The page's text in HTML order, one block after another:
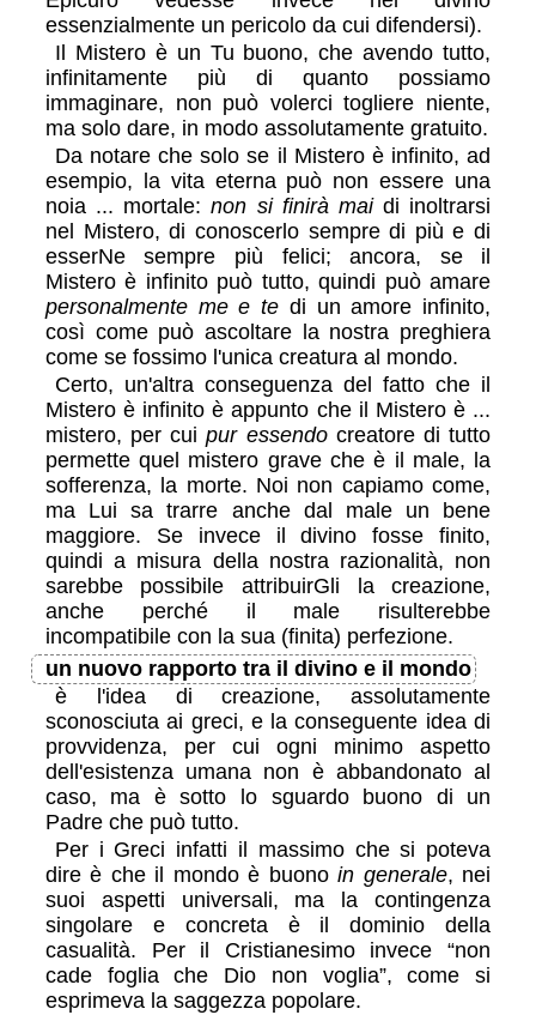
essenzialmente un pericolo da cui difendersi).
Il Mistero è un Tu buono, che avendo tutto,
infinitamente più di quanto possiamo
immaginare, non può volerci togliere niente,
ma solo dare, in modo assolutamente gratuito.
Da notare che solo se il Mistero è infinito, ad
esempio, la vita eterna può non essere una
noia ... mortale:non si finirà maidi inoltrarsi
nel Mistero, di conoscerlo sempre di più e di
esserNe sempre più felici; ancora, se il
Mistero è infinito può tutto, quindi può amare
personalmente me e te di un amore infinito,
così come può ascoltare la nostra preghiera
come se fossimo l'unica creatura al mondo.
Certo, un'altra conseguenza del fatto che il
Mistero è infinito è appunto che il Mistero è ...
mistero, per cuipur essendocreatore di tutto
permette quel mistero grave che è il male, la
sofferenza, la morte. Noi non capiamo come,
ma Lui sa trarre anche dal male un bene
maggiore. Se invece il divino fosse finito,
quindi a misura della nostra razionalità, non
sarebbe possibile attribuirGli la creazione,
anche perché il male risulterebbe
incompatibile con la sua (finita) perfezione.
un nuovo rapporto tra il divino e il mondo
è l'idea di creazione, assolutamente
sconosciuta ai greci, e la conseguente idea di
provvidenza, per cui ogni minimo aspetto
dell'esistenza umana non è abbandonato al
caso, ma è sotto lo sguardo buono di un
Padre che può tutto.
Per i Greci infatti il massimo che si poteva
dire è che il mondo è buonoin generale, nei
suoi aspetti universali, ma la contingenza
singolare e concreta è il dominio della
casualità. Per il Cristianesimo invece “non
cade foglia che Dio non voglia”, come si
esprimeva la saggezza popolare.